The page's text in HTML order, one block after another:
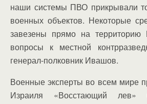
наши системы ПВО прикрывали
военных объектов. Некоторые
завезены прямо на
вопросы к местной
генерал-полковник Ивашов.
Военные эксперты во всем мире
Израиля «Восстающий лев»